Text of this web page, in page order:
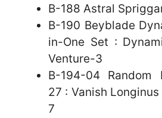
B-188 Astral
B-190 Beyblade
in-One Set :
Venture-3
B-194-04 Random
27 : Vanish
7